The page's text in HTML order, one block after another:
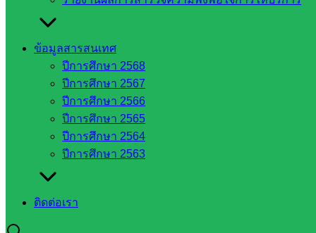
ข้อมูลสารสนเทศ
ปีการศึกษา 2568
ปีการศึกษา 2567
ปีการศึกษา 2566
ปีการศึกษา 2565
ปีการศึกษา 2564
ปีการศึกษา 2563
ติดต่อเรา
เว็บไซต์
สพป. ใน
สังกัด
กรมบัญชี
สำนักงาน
ส.ก.ส.ค
หน่วยงาน
ในจังหวัด
สระแก้ว